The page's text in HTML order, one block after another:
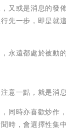
又或是消息的發
先一步，即是就
永遠都處於被動
意一點，就是消
同時亦喜歡炒作
時，會選擇性集